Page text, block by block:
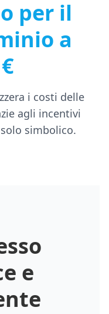
per il
a
i costi delle
agli incentivi
simbolico.
e